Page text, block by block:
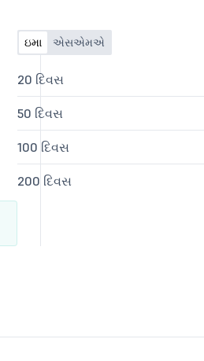
ઇમા એસએમએ
20 દિવસ
50 દિવસ
100 દિવસ
200 દિવસ